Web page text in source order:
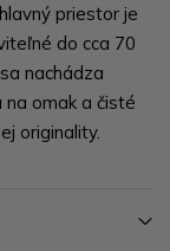
priestor je
do cca 70
nachádza
na omak a čisté
originality.